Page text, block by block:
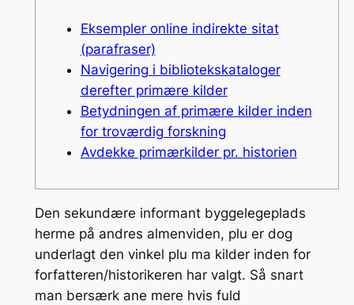
Eksempler online indirekte sitat
(parafraser)
Navigering i bibliotekskataloger
derefter primære kilder
Betydningen af primære kilder inden
for troværdig forskning
Avdekke primærkilder pr. historien
Den sekundære informant byggelegeplads
herme på andres almenviden, plu er dog
underlagt den vinkel plu ma kilder inden for
forfatteren/historikeren har valgt. Så snart
man bersærk ane mere hvis fuld